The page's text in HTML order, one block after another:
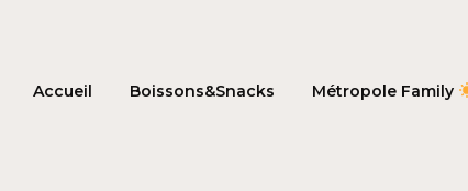
Accueil Boissons&Snacks Métropole Family